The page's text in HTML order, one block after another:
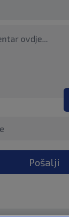
Pošalji